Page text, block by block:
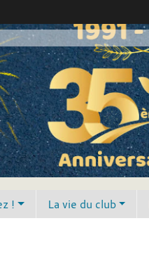
! La vie du club